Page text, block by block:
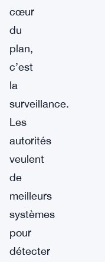
cœur
du
plan,
c’est
la
surveillance.
Les
autorités
veulent
de
meilleurs
systèmes
pour
détecter